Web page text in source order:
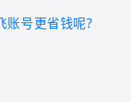
账号更省钱呢?